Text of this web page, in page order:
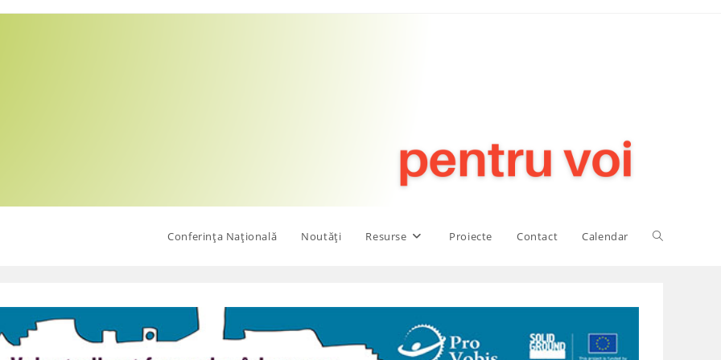
Conferința Națională Noutăți Resurse Proiecte Contact Calendar Toggle